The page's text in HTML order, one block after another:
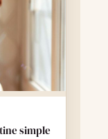
simple